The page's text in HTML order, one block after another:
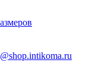
@shop.intikoma.ru